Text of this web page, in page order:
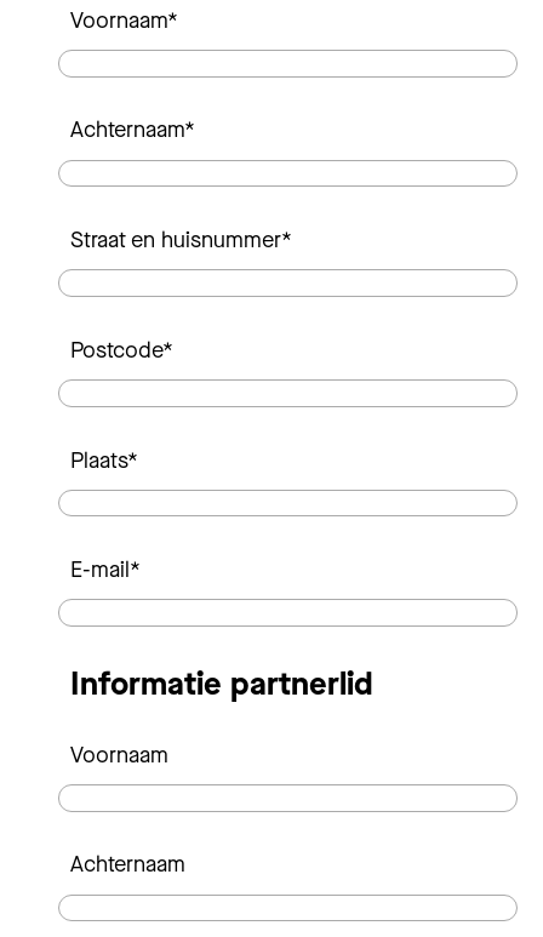
Voornaam*
Achternaam*
Straat en huisnummer*
Postcode*
Plaats*
E-mail*
Informatie partnerlid
Voornaam
Achternaam